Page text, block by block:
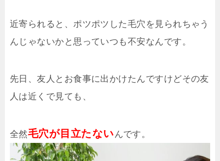
近寄られると、ポツポツした毛穴を見られちゃう
んじゃないかと思っていつも不安なんです。
先日、友人とお食事に出かけたんですけどその友
人は近くで見ても、
全然毛穴が目立たない んです。